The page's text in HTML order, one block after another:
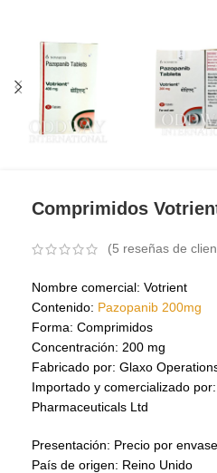
Comprimidos
(5 reseñas de
Nombre comercial: Votrient
Contenido: Pazopanib 200mg
Forma: Comprimidos
Concentración: 200 mg
Fabricado por: Glaxo
Importado y comercializado
Pharmaceuticals Ltd
Presentación: Precio por
País de origen: Reino Unido